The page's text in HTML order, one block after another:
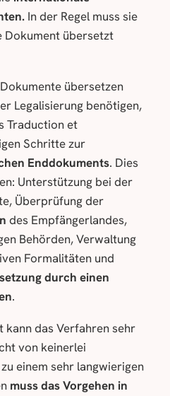
In der Regel muss sie
Dokument übersetzt
übersetzen
Legalisierung benötigen,
Traduction et
Schritte zur
Enddokuments. Dies
Unterstützung bei der
Überprüfung der
des Empfängerlandes,
Behörden, Verwaltung
Formalitäten und
durch einen
.
kann das Verfahren sehr
von keinerlei
einem sehr langwierigen
muss das Vorgehen in